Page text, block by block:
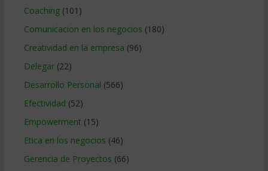
Coaching(101)
Comunicacion en los negocios (180)
Creatividad en la empresa (96)
Delegar(22)
Desarrollo Personal (566)
Efectividad (52)
Empowerment (15)
Etica en los negocios (46)
Gerencia de Proyectos (66)